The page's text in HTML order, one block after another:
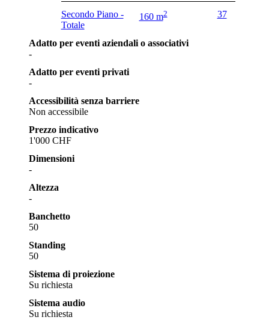
Secondo Piano -
Totale
160 m2 37
Adatto per eventi aziendali o associativi
-
Adatto per eventi privati
-
Accessibilità senza barriere
Non accessibile
Prezzo indicativo
1'000 CHF
Dimensioni
-
Altezza
-
Banchetto
50
Standing
50
Sistema di proiezione
Su richiesta
Sistema audio
Su richiesta